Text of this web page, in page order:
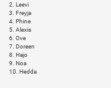
2. Leevi
3. Freyja
4. Phine
5. Alexis
6. Ove
7. Doreen
8. Hajo
9. Noa
10. Hedda